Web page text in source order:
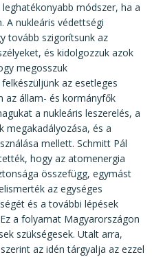
módszer, ha a
A nukleáris védettségi
tovább szigorítsunk az
és kidolgozzuk azok
megosszuk
az esetleges
az állam- és kormányfők
a nukleáris leszerelés, a
megakadályozása, és a
mellett. Schmitt Pál
hogy az atomenergia
összefügg, egymást
az egységes
és a további lépések
a folyamat Magyarországon
szükségesek. Utalt arra,
az idén tárgyalja az ezzel